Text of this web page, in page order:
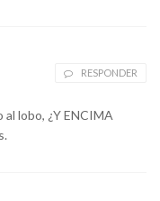
RESPONDER
lobo, ¿Y ENCIMA